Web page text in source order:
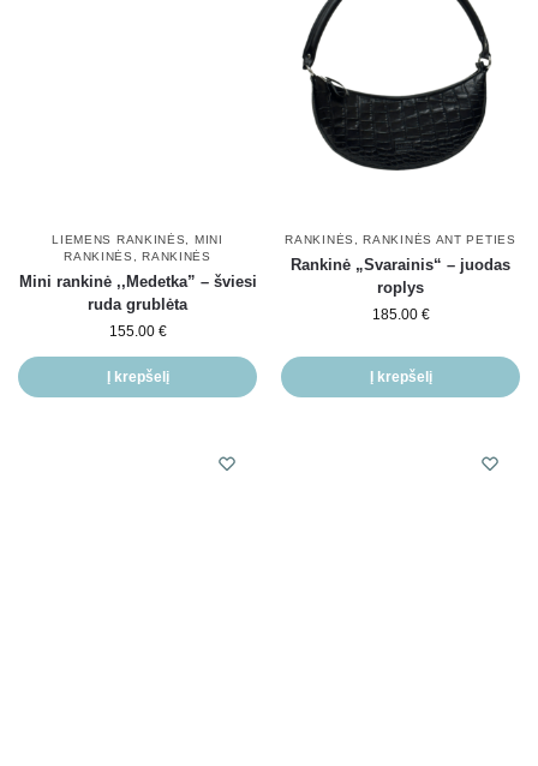
LIEMENS RANKINĖS, MINI
RANKINĖS ,RANKINĖS
Mini rankinė ,,Medetka” – šviesi
ruda grublėta
155.00 €
Į krepšelį
RANKINĖS ,RANKINĖS ANT PETIES
Rankinė „Svarainis“ – juodas
roplys
185.00 €
Į krepšelį